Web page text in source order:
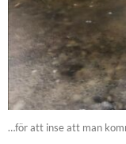
…för att inse att man